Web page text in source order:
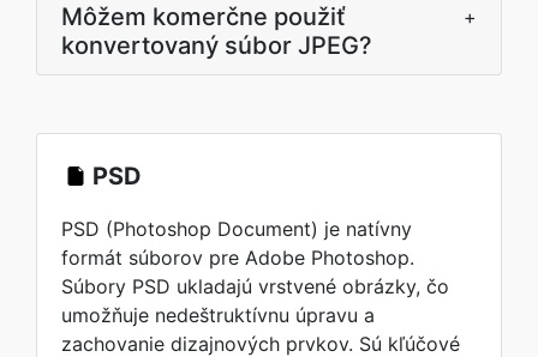
Môžem komerčne použiť
konvertovaný súbor JPEG?
+
PSD
PSD (Photoshop Document) je natívny
formát súborov pre Adobe Photoshop.
Súbory PSD ukladajú vrstvené obrázky, čo
umožňuje nedeštruktívnu úpravu a
zachovanie dizajnových prvkov. Sú kľúčové